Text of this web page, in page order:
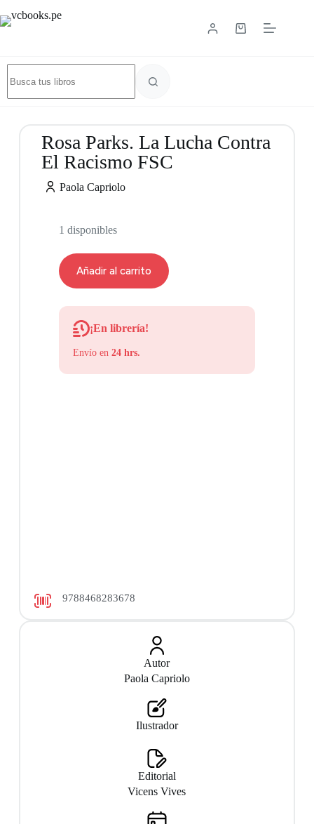
9788468283678
Rosa Parks. La Lucha Contra
El Racismo FSC
Paola Capriolo
1 disponibles
Añadir al carrito
¡En librería!
Envío en 24 hrs.
Autor
Paola Capriolo
Ilustrador
Editorial
Vicens Vives